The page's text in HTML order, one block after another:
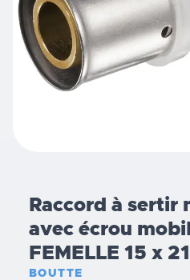
Raccord à sertir
avec écrou
FEMELLE 15 x
BOUTTE